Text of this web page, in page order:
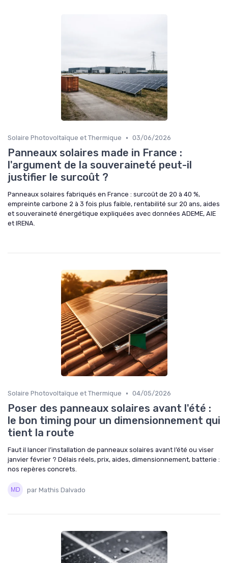
Solaire Photovoltaïque et Thermique • 03/06/2026
Panneaux solaires made in France :
l'argument de la souveraineté peut-il
justifier le surcoût ?
Panneaux solaires fabriqués en France : surcoût de 20 à 40 %,
empreinte carbone 2 à 3 fois plus faible, rentabilité sur 20 ans, aides
et souveraineté énergétique expliquées avec données ADEME, AIE
et IRENA.
Solaire Photovoltaïque et Thermique • 04/05/2026
Poser des panneaux solaires avant l'été :
le bon timing pour un dimensionnement qui
tient la route
Faut il lancer l’installation de panneaux solaires avant l’été ou viser
janvier février ? Délais réels, prix, aides, dimensionnement, batterie :
nos repères concrets.
par Mathis Dalvado